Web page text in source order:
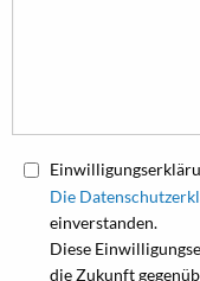
Die
einverstanden.
Diese
die Zukunft